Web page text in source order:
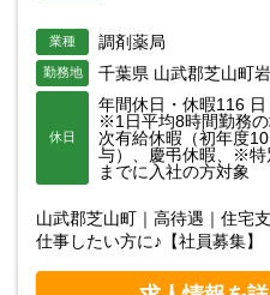
業種 調剤薬局
勤務地 千葉県 山武郡芝山町
休日
年間休日・休暇116 日
※1日平均8時間勤務
次有給休暇（初年度
与）、慶弔休暇、※特
までに入社の方対象
山武郡芝山町｜高待遇｜住宅
仕事したい方に♪【社員募集】